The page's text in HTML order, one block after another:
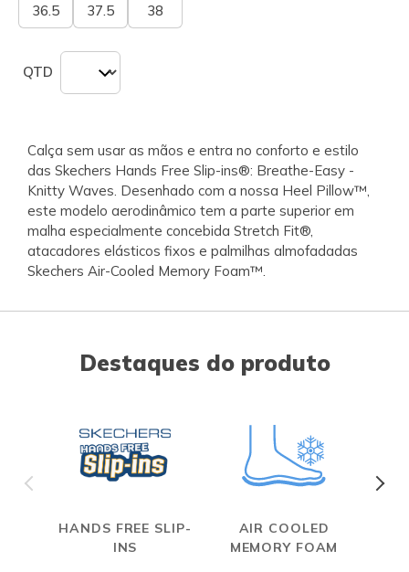
36.5 37.5 38
QTD
Calça sem usar as mãos e entra no conforto e estilo
das Skechers Hands Free Slip-ins®: Breathe-Easy -
Knitty Waves. Desenhado com a nossa Heel Pillow™,
este modelo aerodinâmico tem a parte superior em
malha especialmente concebida Stretch Fit®,
atacadores elásticos fixos e palmilhas almofadadas
Skechers Air-Cooled Memory Foam™.
Destaques do produto
HANDS FREE SLIP-
INS
AIR COOLED
MEMORY FOAM